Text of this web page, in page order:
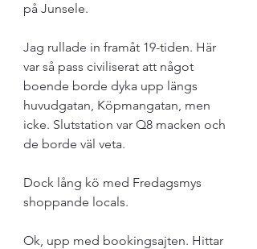
på Junsele.
Jag rullade in framåt 19-tiden. Här
var så pass civiliserat att något
boende borde dyka upp längs
huvudgatan, Köpmangatan, men
icke. Slutstation var Q8 macken och
de borde väl veta.
Dock lång kö med Fredagsmys
shoppande locals.
Ok, upp med bookingsajten. Hittar